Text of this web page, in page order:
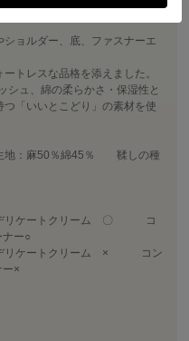
く、春夏のお出かけの心強い
ョルダー、底、ファスナーエ
トレスな品格を添えました。
シュ、綿の柔らかさ・保湿性と
「いいとこどり」の素材を使
生地：麻50％綿45％ 鞣しの種
ケートクリーム 〇 コ
ー○
ケートクリーム × コン
×